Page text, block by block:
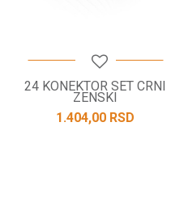
24 KONEKTOR SET CRNI
ZENSKI
1.404,00 RSD